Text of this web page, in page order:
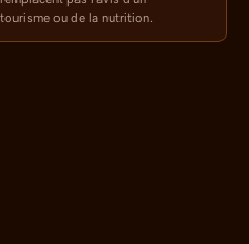
ou de la nutrition.